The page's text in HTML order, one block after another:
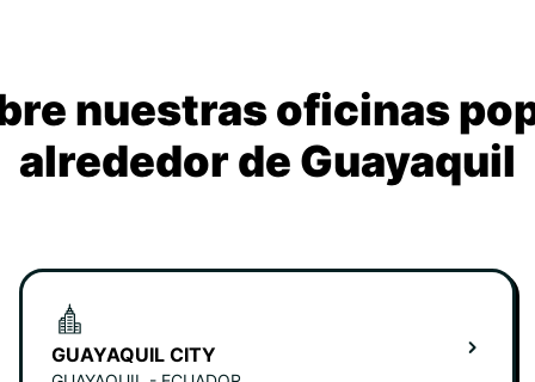
nuestras oficinas
alrededor de Guayaquil
GUAYAQUIL CITY